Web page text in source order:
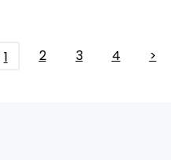
1 2 3 4 >